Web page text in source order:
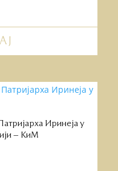
Иринеја у
– КиМ